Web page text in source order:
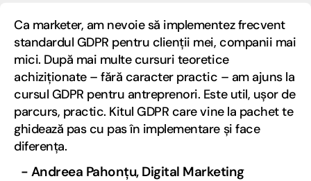
Ca marketer, am nevoie să implementez frecvent
standardul GDPR pentru clienții mei, companii mai
mici. După mai multe cursuri teoretice
achiziționate – fără caracter practic – am ajuns la
cursul GDPR pentru antreprenori. Este util, ușor de
parcurs, practic. Kitul GDPR care vine la pachet te
ghidează pas cu pas în implementare și face
diferența.
- Andreea Pahonțu, Digital Marketing